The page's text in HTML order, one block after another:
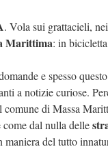
. Vola sui grattacieli,
Marittima: in
e spesso
a notizie curiose.
comune di Massa
come dal nulla delle
maniera del tutto